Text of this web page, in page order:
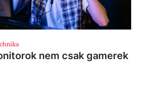
nem csak gamerek